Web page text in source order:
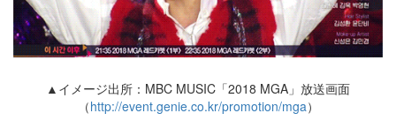
▲イメージ出所：MBC MUSIC「2018 MGA」放送画面
（http://event.genie.co.kr/promotion/mga）